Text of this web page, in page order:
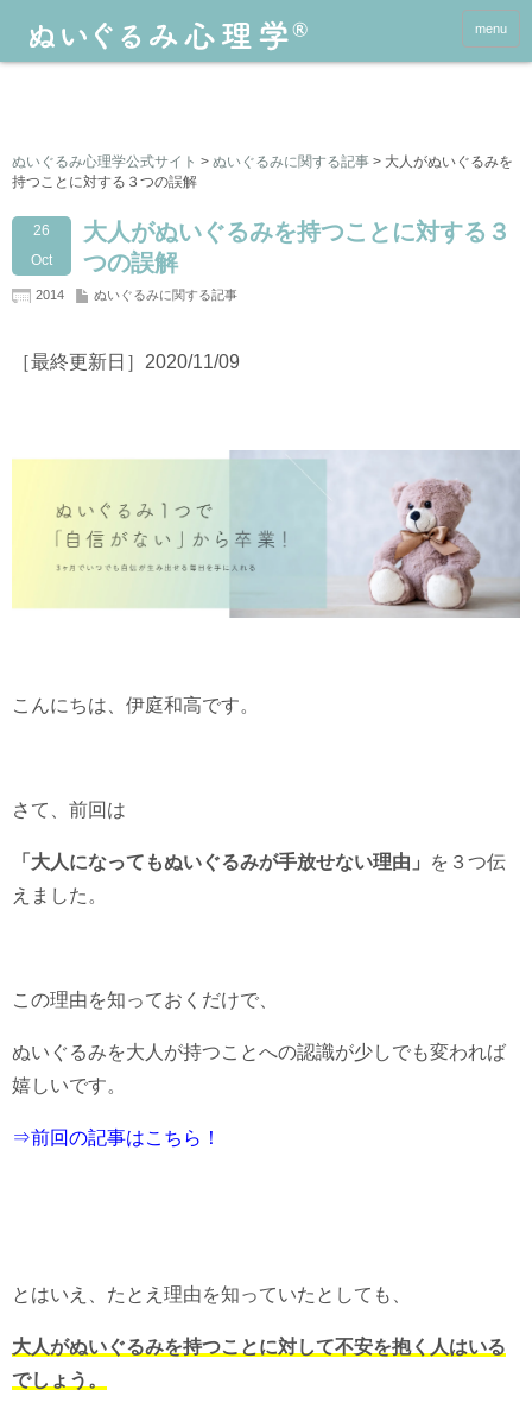
menu
ぬいぐるみ心理学公式サイト > ぬいぐるみに関する記事 > 大人がぬいぐるみを
持つことに対する３つの誤解
26
Oct
大人がぬいぐるみを持つことに対する３
つの誤解
2014 ぬいぐるみに関する記事
［最終更新日］2020/11/09
こんにちは、伊庭和高です。
さて、前回は
「大人になってもぬいぐるみが手放せない理由」
を３つ伝
えました。
この理由を知っておくだけで、
ぬいぐるみを大人が持つことへの認識が少しでも変われば
嬉しいです。
⇒前回の記事はこちら！
とはいえ、たとえ理由を知っていたとしても、
大人がぬいぐるみを持つことに対して不安を抱く人はいる
でしょう。